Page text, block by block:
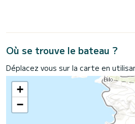
Où se trouve le bateau ?
Déplacez vous sur la carte en
+
−